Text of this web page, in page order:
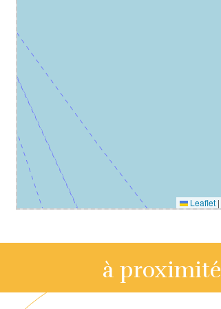
Leaflet |
à proximité